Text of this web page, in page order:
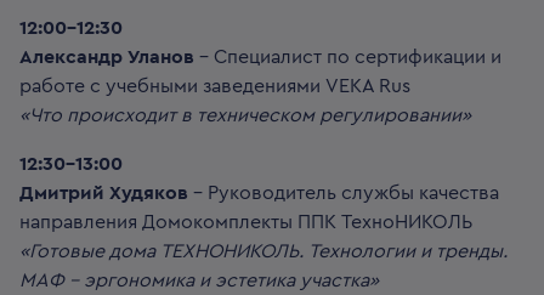
12:00-12:30
Александр Уланов – Специалист по сертификации и
работе с учебными заведениями VEKA Rus
«Что происходит в техническом регулировании»
12:30-13:00
Дмитрий Худяков – Руководитель службы качества
направления Домокомплекты ППК ТехноНИКОЛЬ
«Готовые дома ТЕХНОНИКОЛЬ. Технологии и тренды.
МАФ – эргономика и эстетика участка»